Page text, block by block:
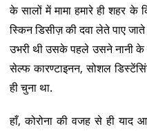
के सालों में मामा हमारे ही शहर के
स्किन डिसीज़ की दवा लेते पाए
उभरी थी उसके पहले उसने नानी के
सेल्फ कारण्टाइनन, सोशल
ही चुना था.
हाँ, कोरोना की वजह से ही याद